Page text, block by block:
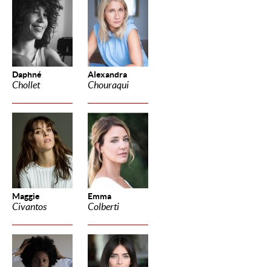
Daphné
Chollet
Alexandra
Chouraqui
Maggie
Civantos
Emma
Colberti